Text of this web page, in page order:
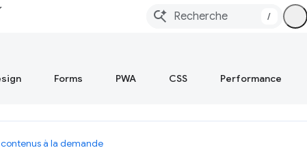
/
Forms PWA CSS Performance
à la demande